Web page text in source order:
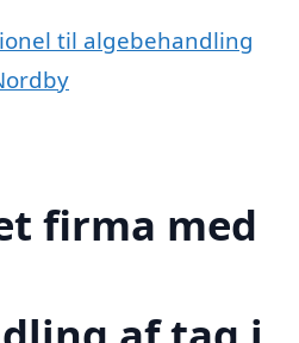
til algebehandling
firma med